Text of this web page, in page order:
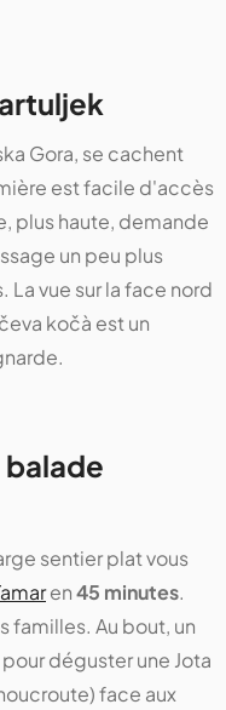
Gora, se cachent
est facile d'accès
plus haute, demande
un peu plus
vue sur la face nord
kočà est un
balade
sentier plat vous
en45 minutes.
familles. Au bout, un
déguster une Jota
face aux